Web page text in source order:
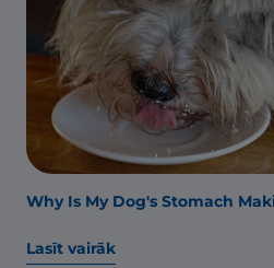
Why Is My Dog's Stomach
Lasīt vairāk